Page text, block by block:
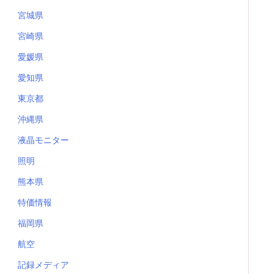
宮城県
宮崎県
愛媛県
愛知県
東京都
沖縄県
液晶モニター
照明
熊本県
特価情報
福岡県
航空
記録メディア